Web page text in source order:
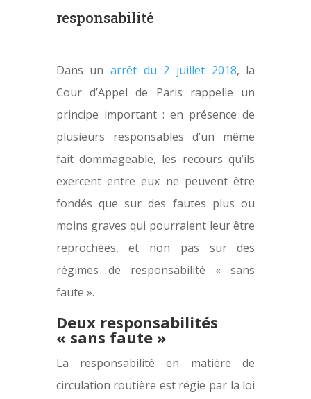
responsabilité
Dans un arrêt du 2 juillet 2018, la
Cour d’Appel de Paris rappelle un
principe important : en présence de
plusieurs responsables d’un même
fait dommageable, les recours qu’ils
exercent entre eux ne peuvent être
fondés que sur des fautes plus ou
moins graves qui pourraient leur être
reprochées, et non pas sur des
régimes de responsabilité « sans
faute ».
Deux responsabilités
« sans faute »
La responsabilité en matière de
circulation routière est régie par la loi